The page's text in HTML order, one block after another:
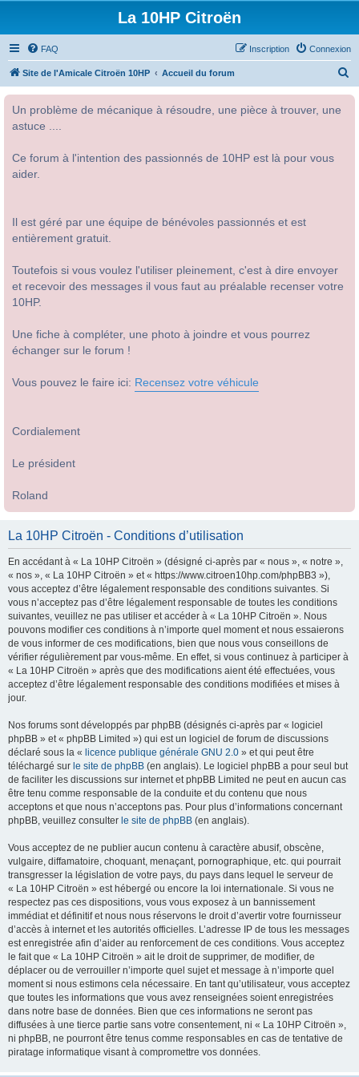
La 10HP Citroën
FAQ Connexion
Inscription
Site de l'Amicale Citroën 10HP Accueil du forum
Un problème de mécanique à résoudre, une pièce à trouver, une
astuce ....
Ce forum à l'intention des passionnés de 10HP est là pour vous
aider.
Il est géré par une équipe de bénévoles passionnés et est
entièrement gratuit.
Toutefois si vous voulez l'utiliser pleinement, c'est à dire envoyer
et recevoir des messages il vous faut au préalable recenser votre
10HP.
Une fiche à compléter, une photo à joindre et vous pourrez
échanger sur le forum !
Vous pouvez le faire ici: Recensez votre véhicule
Cordialement
Le président
Roland
La 10HP Citroën - Conditions d’utilisation
En accédant à « La 10HP Citroën » (désigné ci-après par « nous », « notre »,
« nos », « La 10HP Citroën » et « https://www.citroen10hp.com/phpBB3 »),
vous acceptez d’être légalement responsable des conditions suivantes. Si
vous n’acceptez pas d’être légalement responsable de toutes les conditions
suivantes, veuillez ne pas utiliser et accéder à « La 10HP Citroën ». Nous
pouvons modifier ces conditions à n’importe quel moment et nous essaierons
de vous informer de ces modifications, bien que nous vous conseillons de
vérifier régulièrement par vous-même. En effet, si vous continuez à participer à
« La 10HP Citroën » après que des modifications aient été effectuées, vous
acceptez d’être légalement responsable des conditions modifiées et mises à
jour.
Nos forums sont développés par phpBB (désignés ci-après par « logiciel
phpBB » et « phpBB Limited ») qui est un logiciel de forum de discussions
déclaré sous la « licence publique générale GNU 2.0 » et qui peut être
téléchargé sur le site de phpBB (en anglais). Le logiciel phpBB a pour seul but
de faciliter les discussions sur internet et phpBB Limited ne peut en aucun cas
être tenu comme responsable de la conduite et du contenu que nous
acceptons et que nous n’acceptons pas. Pour plus d’informations concernant
phpBB, veuillez consulter le site de phpBB (en anglais).
Vous acceptez de ne publier aucun contenu à caractère abusif, obscène,
vulgaire, diffamatoire, choquant, menaçant, pornographique, etc. qui pourrait
transgresser la législation de votre pays, du pays dans lequel le serveur de
« La 10HP Citroën » est hébergé ou encore la loi internationale. Si vous ne
respectez pas ces dispositions, vous vous exposez à un bannissement
immédiat et définitif et nous nous réservons le droit d’avertir votre fournisseur
d’accès à internet et les autorités officielles. L’adresse IP de tous les messages
est enregistrée afin d’aider au renforcement de ces conditions. Vous acceptez
le fait que « La 10HP Citroën » ait le droit de supprimer, de modifier, de
déplacer ou de verrouiller n’importe quel sujet et message à n’importe quel
moment si nous estimons cela nécessaire. En tant qu’utilisateur, vous acceptez
que toutes les informations que vous avez renseignées soient enregistrées
dans notre base de données. Bien que ces informations ne seront pas
diffusées à une tierce partie sans votre consentement, ni « La 10HP Citroën »,
ni phpBB, ne pourront être tenus comme responsables en cas de tentative de
piratage informatique visant à compromettre vos données.